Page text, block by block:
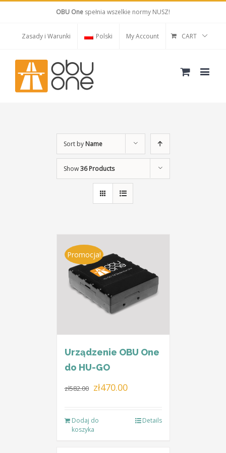
OBU One spełnia wszelkie normy NUSZ!
Zasady i Warunki Polski My Account CART
Sort by Name
Show36 Products
Promocja!
Urządzenie OBU One
do HU-GO
zł582.00 Pierwotna
zł582.00.
zł470.00Aktualna
Dodaj do
koszyka
Details